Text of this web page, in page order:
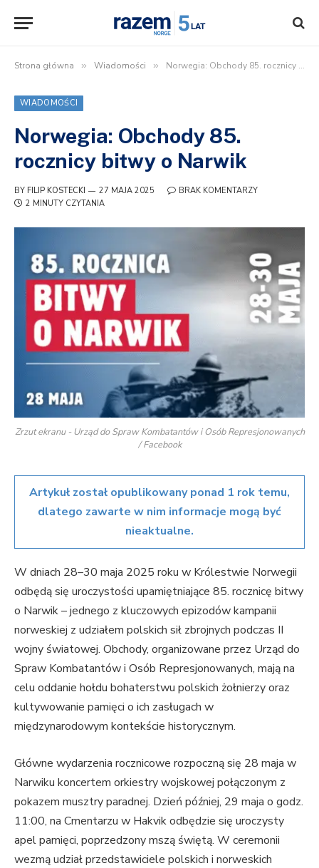
Strona główna » Wiadomości » Norwegia: Obchody 85. rocznicy bitwy o Narwik
WIADOMOŚCI
Norwegia: Obchody 85.
rocznicy bitwy o Narwik
BY FILIP KOSTECKI 27 MAJA 2025
BRAK KOMENTARZY
2 MINUTY CZYTANIA
Zrzut ekranu - Urząd do Spraw Kombatantów i Osób Represjonowanych
/ Facebook
Artykuł został opublikowany ponad 1 rok temu,
dlatego zawarte w nim informacje mogą być
nieaktualne.
W dniach 28–30 maja 2025 roku w Królestwie Norwegii
odbędą się uroczystości upamiętniające 85. rocznicę bitwy
o Narwik – jednego z kluczowych epizodów kampanii
norweskiej z udziałem polskich sił zbrojnych podczas II
wojny światowej. Obchody, organizowane przez Urząd do
Spraw Kombatantów i Osób Represjonowanych, mają na
celu oddanie hołdu bohaterstwu polskich żołnierzy oraz
kultywowanie pamięci o ich zasługach w
międzynarodowym kontekście historycznym.
Główne wydarzenia rocznicowe rozpoczną się 28 maja w
Narwiku koncertem orkiestry wojskowej połączonym z
pokazem musztry paradnej. Dzień później, 29 maja o godz.
11:00, na Cmentarzu w Hakvik odbędzie się uroczysty
apel pamięci, poprzedzony mszą świętą. W ceremonii
wezmą udział przedstawiciele polskich i norweskich